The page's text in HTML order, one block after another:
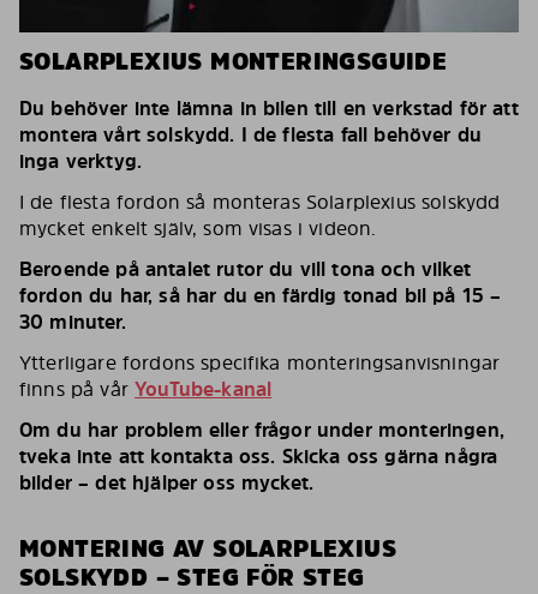
SOLARPLEXIUS MONTERINGSGUIDE
Du behöver inte lämna in bilen till en verkstad för att
montera vårt solskydd. I de flesta fall behöver du
inga verktyg.
I de flesta fordon så monteras Solarplexius solskydd
mycket enkelt själv, som visas i videon.
Beroende på antalet rutor du vill tona och vilket
fordon du har, så har du en färdig tonad bil på 15 –
30 minuter.
Ytterligare fordons specifika monteringsanvisningar
finns på vårYouTube-kanal
Om du har problem eller frågor under monteringen,
tveka inte att kontakta oss. Skicka oss gärna några
bilder – det hjälper oss mycket.
MONTERING AV SOLARPLEXIUS
SOLSKYDD – STEG FÖR STEG